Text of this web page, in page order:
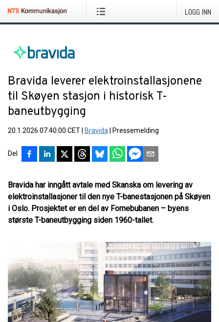
LOGG INN
Bravida leverer elektroinstallasjonene
til Skøyen stasjon i historisk T-
baneutbygging
20.1.2026 07:40:00 CET Bravida Pressemelding
Del
Bravida har inngått avtale med Skanska om levering av
elektroinstallasjoner til den nye T-banestasjonen på Skøyen
i Oslo. Prosjektet er en del av Fornebubanen – byens
største T-baneutbygging siden 1960-tallet.